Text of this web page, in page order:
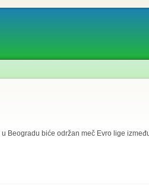
Beogradu biće održan meč Evro lige